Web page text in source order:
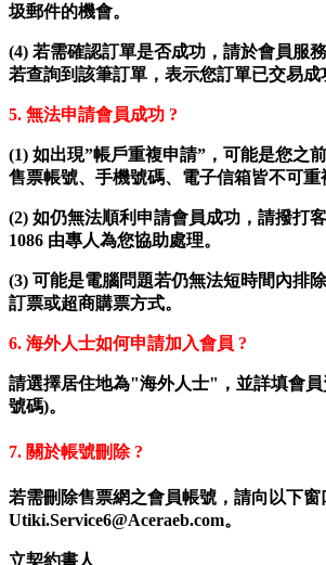
圾郵件的機會。
(4) 若需確認訂單是否成功，請於會員服
若查詢到該筆訂單，表示您訂單已交易成
5. 無法申請會員成功 ?
(1) 如出現”帳戶重複申請”，可能是您之
售票帳號、手機號碼、電子信箱皆不可重
(2) 如仍無法順利申請會員成功，請撥打
1086 由專人為您協助處理。
(3) 可能是電腦問題若仍無法短時間內排
訂票或超商購票方式。
6. 海外人士如何申請加入會員 ?
請選擇居住地為"海外人士"，並詳填會員
號碼)。
7. 關於帳號刪除 ?
若需刪除售票網之會員帳號，請向以下窗
Utiki.Service6@Aceraeb.com。
立契約書人